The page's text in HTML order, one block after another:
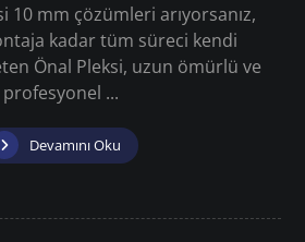
10 mm çözümleri arıyorsanız,
kadar tüm süreci kendi
Önal Pleksi, uzun ömürlü ve
profesyonel ...
Devamını Oku